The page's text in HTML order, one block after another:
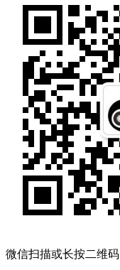
微信扫描或长按二维